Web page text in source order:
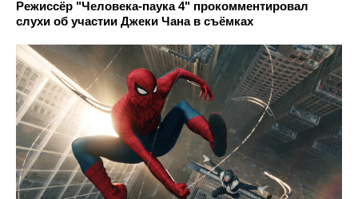
Режиссёр "Человека-паука 4" прокомментировал
слухи об участии Джеки Чана в съёмках